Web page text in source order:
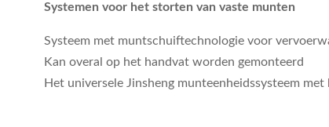
Systemen voor het storten van vaste munten
Systeem met muntschuiftechnologie voor
Kan overal op het handvat worden gemonteerd
Het universele Jinsheng munteenheidssysteem